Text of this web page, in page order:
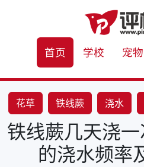
首页 学校 宠物
花草 铁线蕨 浇水
铁线蕨几天浇
的浇水频率